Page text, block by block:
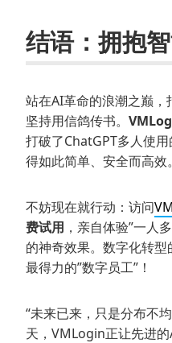
结语：拥抱
站在AI革命的浪潮之巅
坚持用信鸽传书。
打破了ChatGPT多人使
得如此简单、安全而高效。
不妨现在就行动：访问
费试用 ，亲自体验”一人
的神奇效果。数字化转
最得力的”数字员工”！
“未来已来，只是分布不
天，VMLogin正让先进的